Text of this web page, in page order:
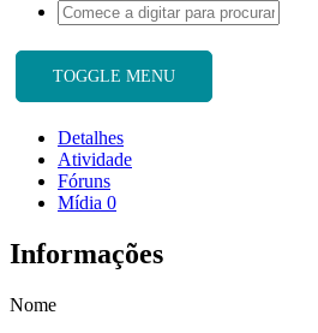
TOGGLE MENU
Detalhes
Atividade
Fóruns
Mídia 0
Informações
Nome